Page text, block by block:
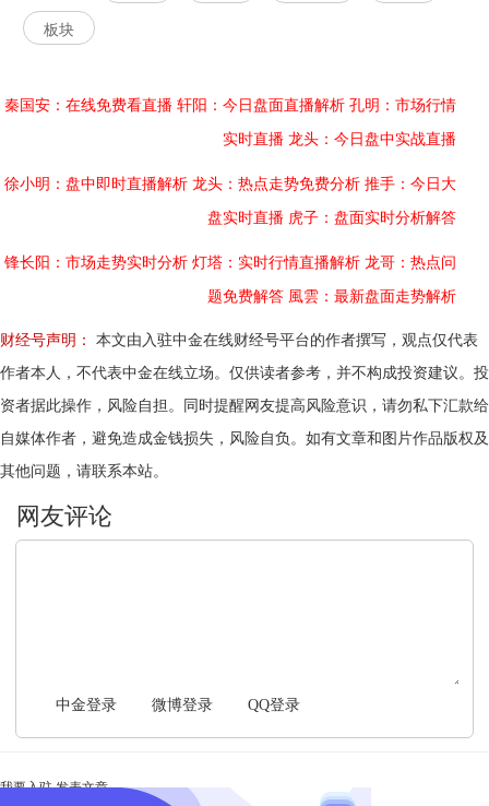
板块
秦国安：在线免费看直播 轩阳：今日盘面直播解析 孔明：市场行情
实时直播 龙头：今日盘中实战直播
徐小明：盘中即时直播解析 龙头：热点走势免费分析 推手：今日大
盘实时直播 虎子：盘面实时分析解答
锋长阳：市场走势实时分析 灯塔：实时行情直播解析 龙哥：热点问
题免费解答 風雲：最新盘面走势解析
财经号声明：
本文由入驻中金在线财经号平台的作者撰写，观点仅代表
作者本人，不代表中金在线立场。仅供读者参考，并不构成投资建议。投
资者据此操作，风险自担。同时提醒网友提高风险意识，请勿私下汇款给
自媒体作者，避免造成金钱损失，风险自负。如有文章和图片作品版权及
其他问题，请联系本站。
中金登录 微博登录 QQ登录
我要入驻 发表文章